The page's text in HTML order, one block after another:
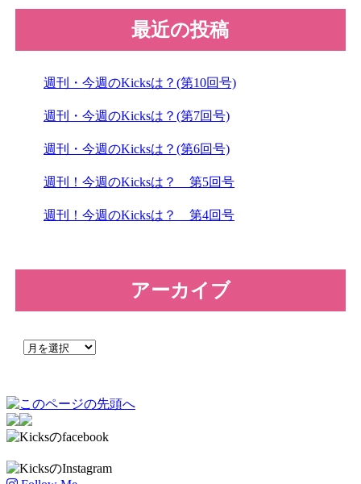
最近の投稿
週刊・今週のKicksは？(第10回号)
週刊・今週のKicksは？(第7回号)
週刊・今週のKicksは？(第6回号)
週刊！今週のKicksは？ 第5回号
週刊！今週のKicksは？ 第4回号
アーカイブ